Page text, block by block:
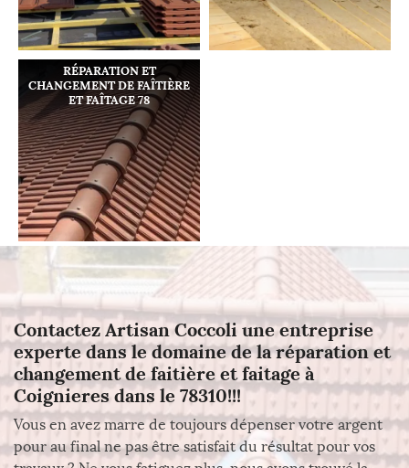
RÉPARATION ET
CHANGEMENT DE FAÎTIÈRE
ET FAÎTAGE 78
Contactez Artisan Coccoli une entreprise
experte dans le domaine de la réparation et
changement de faitière et faitage à
Coignieres dans le 78310!!!
Vous en avez marre de toujours dépenser votre argent
pour au final ne pas être satisfait du résultat pour vos